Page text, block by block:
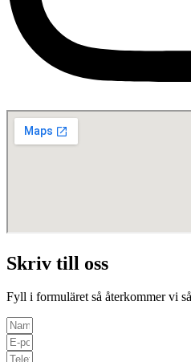
Skriv till oss
Fyll i formuläret så återkommer vi